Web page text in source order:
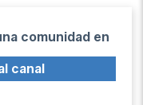
comunidad en
canal